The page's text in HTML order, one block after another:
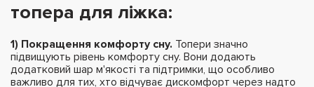
топера для ліжка:
1) Покращення комфорту сну. Топери значно
підвищують рівень комфорту сну. Вони додають
додатковий шар м'якості та підтримки, що особливо
важливо для тих, хто відчуває дискомфорт через надто